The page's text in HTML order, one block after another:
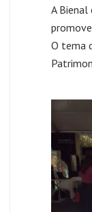
A Bienal
O tema